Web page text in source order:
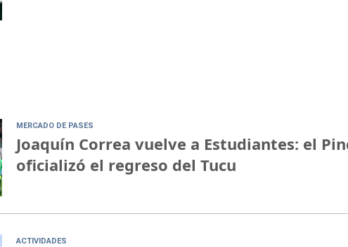
MERCADO DE PASES
Joaquín Correa vuelve a Estudiantes: el
oficializó el regreso del Tucu
ACTIVIDADES